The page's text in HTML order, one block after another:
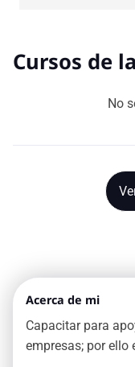
Acerca de mi
Capacitar para
empresas; por ello
Cursos de
No